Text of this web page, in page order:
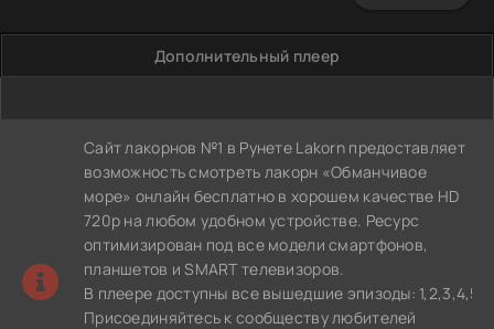
Дополнительный плеер
Сайт лакорнов №1 в Рунете Lakorn предоставляет
возможность смотреть лакорн «Обманчивое
море» онлайн бесплатно в хорошем качестве HD
720p на любом удобном устройстве. Ресурс
оптимизирован под все модели смартфонов,
планшетов и SMART телевизоров.
В плеере доступны все вышедшие эпизоды:
Присоединяйтесь к сообществу любителей